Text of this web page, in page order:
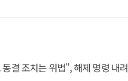
결 조치는 위법", 해제 명령 내려